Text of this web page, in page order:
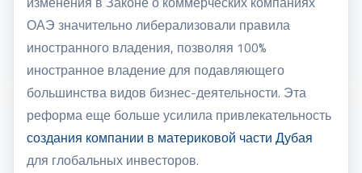
ОАЭ значительно либерализовали правила
иностранного владения, позволяя 100%
иностранное владение для подавляющего
большинства видов бизнес-деятельности. Эта
реформа еще больше усилила привлекательность
создания компании в материковой части Дубая
для глобальных инвесторов.